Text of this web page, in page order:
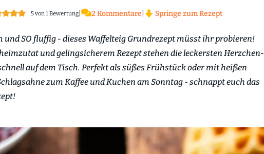
5von 1 Bewertung| 2 Kommentare Springe zum Rezept
und SO fluffig - dieses Waffelteig Grundrezept müsst ihr probieren!
und gelingsicherem Rezept stehen die leckersten Herzchen-
auf dem Tisch. Perfekt als süßes Frühstück oder mit heißen
zum Kaffee und Kuchen am Sonntag - schnappt euch das